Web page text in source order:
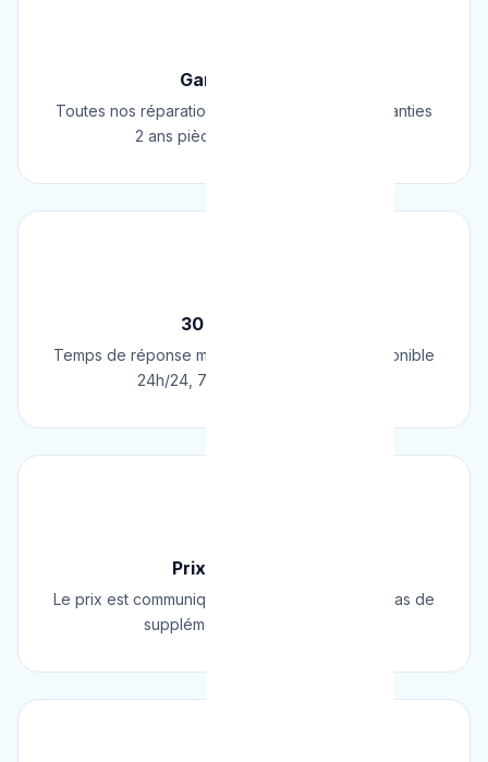
Garantie 2 Ans
Toutes nos réparations et installations sont garanties
2 ans pièces et main d'œuvre.
30 Min Chrono
Temps de réponse moyen de 30 minutes. Disponible
24h/24, 7j/7, 365 jours par an.
Prix Fixe Garanti
Le prix est communiqué AVANT l'intervention. Pas de
supplément surprise, jamais.